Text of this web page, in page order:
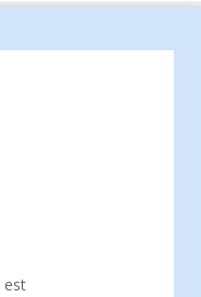
est